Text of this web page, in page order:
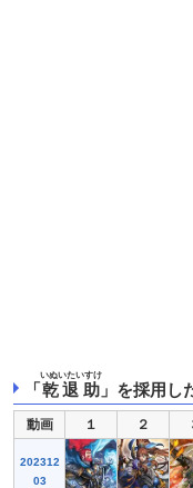
「乾退助
いぬいたいすけ
」を採用し
動画 １ ２
202312
03